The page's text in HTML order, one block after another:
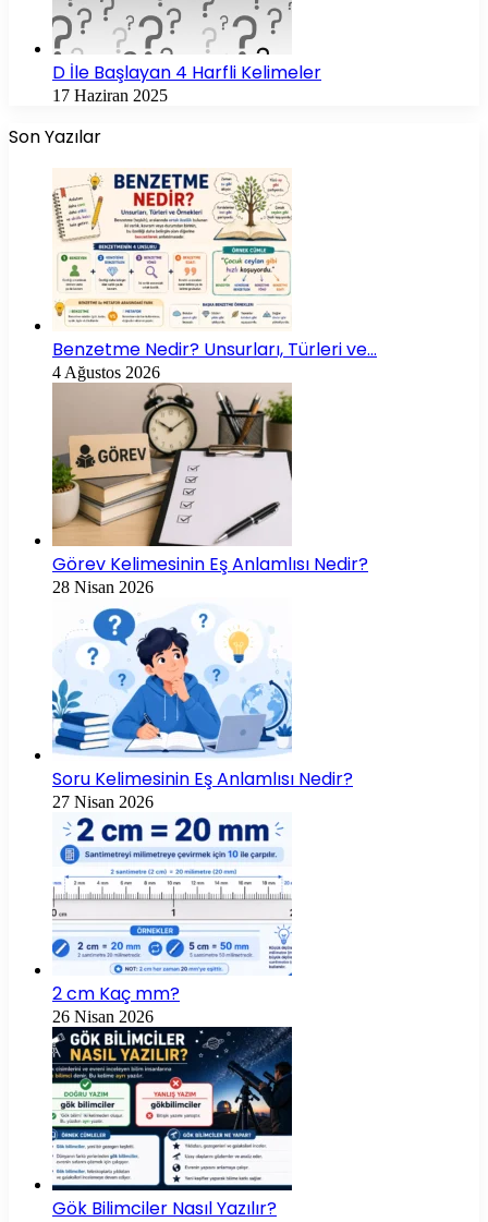
D İle Başlayan 4 Harfli Kelimeler
17 Haziran 2025
Son Yazılar
Benzetme Nedir? Unsurları, Türleri ve…
4 Ağustos 2026
Görev Kelimesinin Eş Anlamlısı Nedir?
28 Nisan 2026
Soru Kelimesinin Eş Anlamlısı Nedir?
27 Nisan 2026
2 cm Kaç mm?
26 Nisan 2026
Gök Bilimciler Nasıl Yazılır?